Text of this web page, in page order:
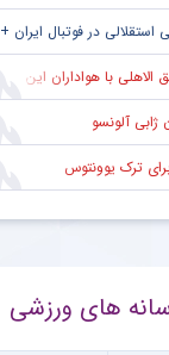
در فوتبال ایران + جزئیات
با هواداران این باشگاه
آلونسو
ترک یوونتوس
و آغاز مسیر تازه
از انتقال به الطلبه عراق
های ورزشی